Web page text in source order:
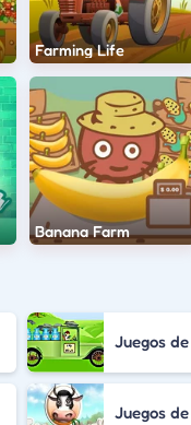
Farming Life
Banana Farm
Juegos
Juegos